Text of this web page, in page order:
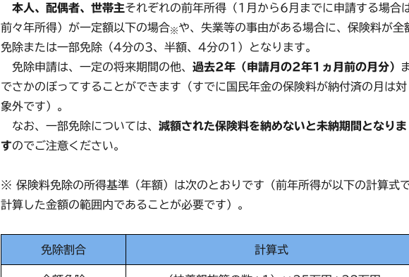
本人、配偶者、世帯主それぞれの前年所得（1月から6月までに申請する場合
前々年所得）が一定額以下の場合※や、失業等の事由がある場合に、保険料が全
免除または一部免除（4分の3、半額、4分の1）となります。
免除申請は、一定の将来期間の他、 過去2年（申請月の2年1ヵ月前の月分）
でさかのぼってすることができます（すでに国民年金の保険料が納付済の月は対
象外です）。
なお、一部免除については、 減額された保険料を納めないと未納期間となりま
すのでご注意ください。
※ 保険料免除の所得基準（年額）は次のとおりです（前年所得が以下の計算式
計算した金額の範囲内であることが必要です）。
免除割合 計算式